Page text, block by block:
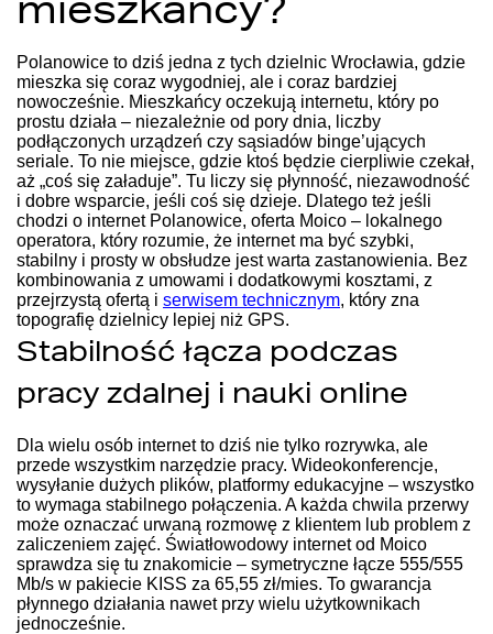
Polanowice to dziś jedna z tych dzielnic Wrocławia, gdzie
mieszka się coraz wygodniej, ale i coraz bardziej
nowocześnie. Mieszkańcy oczekują internetu, który po
prostu działa – niezależnie od pory dnia, liczby
podłączonych urządzeń czy sąsiadów binge’ujących
seriale. To nie miejsce, gdzie ktoś będzie cierpliwie czekał,
aż „coś się załaduje”. Tu liczy się płynność, niezawodność
i dobre wsparcie, jeśli coś się dzieje. Dlatego też jeśli
chodzi o internet Polanowice, oferta Moico – lokalnego
operatora, który rozumie, że internet ma być szybki,
stabilny i prosty w obsłudze jest warta zastanowienia. Bez
kombinowania z umowami i dodatkowymi kosztami, z
przejrzystą ofertą i serwisem technicznym, który zna
topografię dzielnicy lepiej niż GPS.
Stabilność łącza podczas
pracy zdalnej i nauki online
Dla wielu osób internet to dziś nie tylko rozrywka, ale
przede wszystkim narzędzie pracy. Wideokonferencje,
wysyłanie dużych plików, platformy edukacyjne – wszystko
to wymaga stabilnego połączenia. A każda chwila przerwy
może oznaczać urwaną rozmowę z klientem lub problem z
zaliczeniem zajęć. Światłowodowy internet od Moico
sprawdza się tu znakomicie – symetryczne łącze 555/555
Mb/s w pakiecie KISS za 65,55 zł/mies. To gwarancja
płynnego działania nawet przy wielu użytkownikach
jednocześnie.